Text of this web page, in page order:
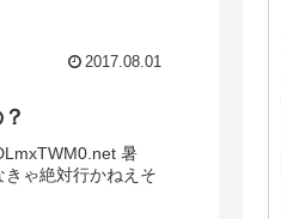
2017.08.01
暑
ゃ絶対行かねえそ